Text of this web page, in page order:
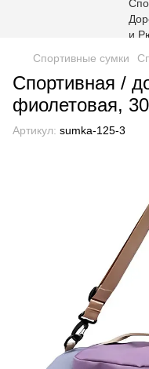
Спортивные сумки
Спортивная /
фиолетовая,
Артикул: sumka-125-3